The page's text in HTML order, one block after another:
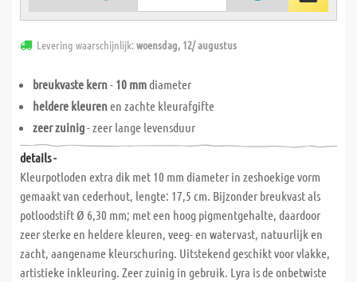
Levering waarschijnlijk:woensdag, 12/ augustus
breukvaste kern- 10 mmdiameter
heldere kleurenen zachte kleurafgifte
zeer zuinig- zeer lange levensduur
details -
Kleurpotloden extra dik met 10 mm diameter in zeshoekige vorm
gemaakt van cederhout, lengte: 17,5 cm. Bijzonder breukvast als
potloodstift Ø 6,30 mm; met een hoog pigmentgehalte, daardoor
zeer sterke en heldere kleuren, veeg- en watervast, natuurlijk en
zacht, aangename kleurschuring. Uitstekend geschikt voor vlakke,
artistieke inkleuring. Zeer zuinig in gebruik. Lyra is de onbetwiste